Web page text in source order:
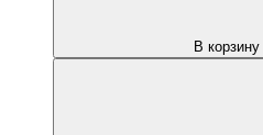
В корзину